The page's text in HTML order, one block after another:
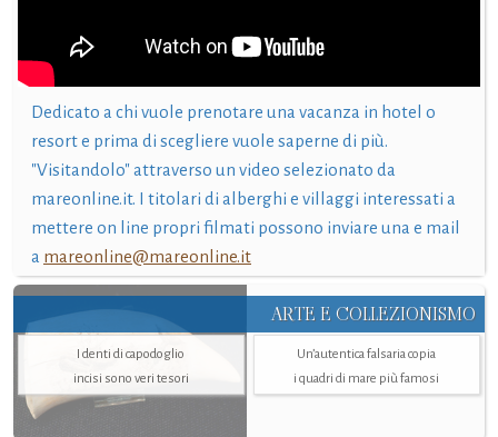
Dedicato a chi vuole prenotare una vacanza in hotel o
resort e prima di scegliere vuole saperne di più.
"Visitandolo" attraverso un video selezionato da
mareonline.it. I titolari di alberghi e villaggi interessati a
mettere on line propri filmati possono inviare una e mail
a mareonline@mareonline.it
ARTE E COLLEZIONISMO
I denti di capodoglio
incisi sono veri tesori
Un’autentica falsaria copia
i quadri di mare più famosi